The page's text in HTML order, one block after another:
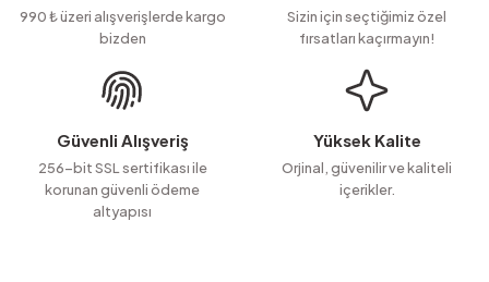
Ürün açıklamasında eksik bilgiler bulunuyor.
Ürün bilgilerinde hatalar bulunuyor.
Ürün fiyatı diğer sitelerden daha pahalı.
Bu ürüne benzer farklı alternatifler olmalı.
990 ₺ üzeri alışverişlerde kargo
bizden
Sizin için seçtiğimiz özel
fırsatları kaçırmayın!
Güvenli Alışveriş
256-bit SSL sertifikası ile
korunan güvenli ödeme
altyapısı
Yüksek Kalite
Orjinal, güvenilir ve kaliteli
içerikler.